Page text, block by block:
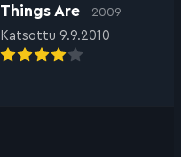
Things Are
2009
Katsottu 9.9.2010